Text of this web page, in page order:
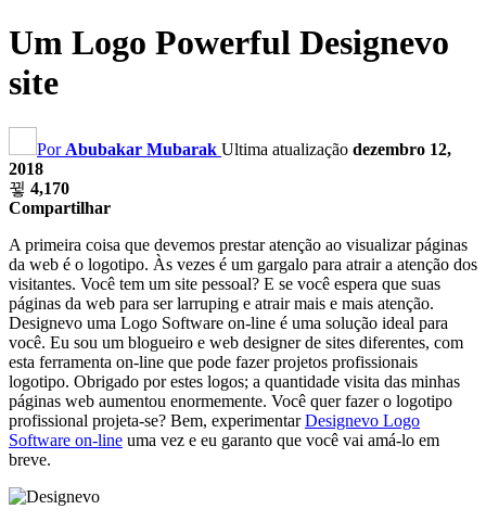
Um Logo Powerful Designevo
site
Por Abubakar Mubarak Ultima atualização dezembro 12,
2018
4,170
Compartilhar
A primeira coisa que devemos prestar atenção ao visualizar páginas
da web é o logotipo. Às vezes é um gargalo para atrair a atenção dos
visitantes. Você tem um site pessoal? E se você espera que suas
páginas da web para ser larruping e atrair mais e mais atenção.
Designevo uma Logo Software on-line é uma solução ideal para
você. Eu sou um blogueiro e web designer de sites diferentes, com
esta ferramenta on-line que pode fazer projetos profissionais
logotipo. Obrigado por estes logos; a quantidade visita das minhas
páginas web aumentou enormemente. Você quer fazer o logotipo
profissional projeta-se? Bem, experimentarDesignevo Logo
Software on-line uma vez e eu garanto que você vai amá-lo em
breve.